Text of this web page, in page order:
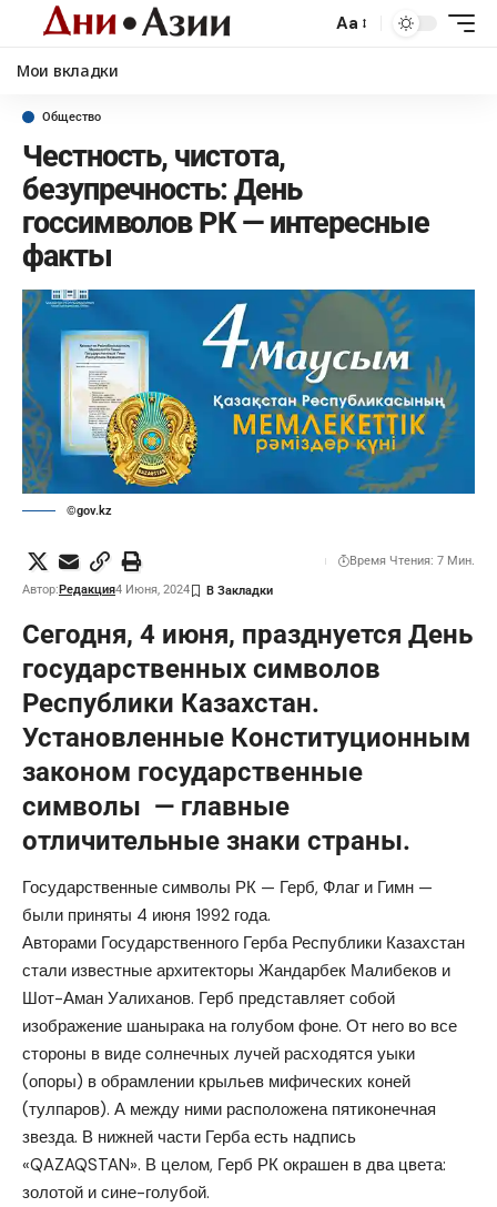
Aa
Мои вкладки
Общество
Честность, чистота,
безупречность: День
госсимволов РК — интересные
факты
©gov.kz
Автор:Редакция4 Июня, 2024
Время Чтения: 7 Мин.
Сегодня, 4 июня, празднуется День
государственных символов
Республики Казахстан.
Установленные Конституционным
законом государственные
символы — главные
отличительные знаки страны.
Государственные символы РК — Герб, Флаг и Гимн —
были приняты 4 июня 1992 года.
Авторами Государственного Герба Республики Казахстан
стали известные архитекторы Жандарбек Малибеков и
Шот-Аман Уалиханов. Герб представляет собой
изображение шанырака на голубом фоне. От него во все
стороны в виде солнечных лучей расходятся уыки
(опоры) в обрамлении крыльев мифических коней
(тулпаров). А между ними расположена пятиконечная
звезда. В нижней части Герба есть надпись
«QAZAQSTAN». В целом, Герб РК окрашен в два цвета:
золотой и сине-голубой.